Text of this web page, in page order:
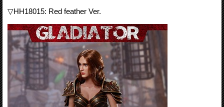
▽HH18015: Red feather Ver.